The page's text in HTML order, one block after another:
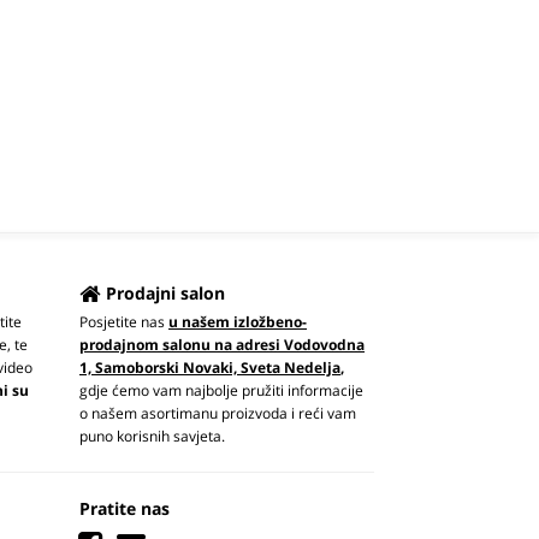
te
su
Prodajni salon
Posjetite nasu našem izložbeno-
prodajnom salonu na adresi Vodovodna
1, Samoborski Novaki, Sveta Nedelja,
gdje ćemo vam najbolje pružiti informacije
o našem asortimanu proizvoda i reći vam
puno korisnih savjeta.
Pratite nas